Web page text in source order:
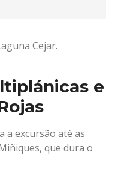
Cejar.
e
a excursão até as
que dura o